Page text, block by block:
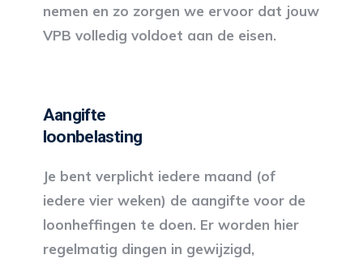
nemen en zo zorgen we ervoor dat jouw
VPB volledig voldoet aan de eisen.
Aangifte
loonbelasting
Je bent verplicht iedere maand (of
iedere vier weken) de aangifte voor de
loonheffingen te doen. Er worden hier
regelmatig dingen in gewijzigd,